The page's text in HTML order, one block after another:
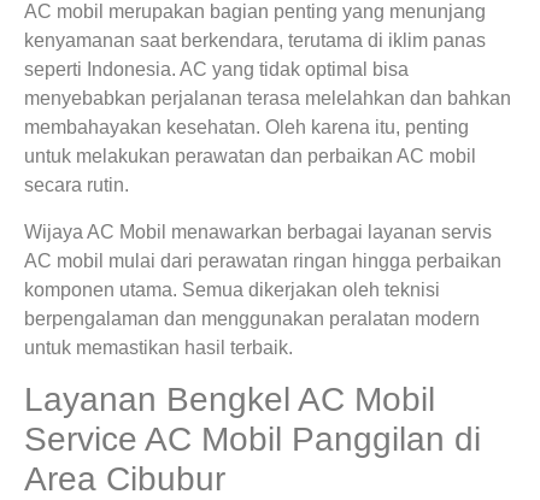
AC mobil merupakan bagian penting yang menunjang
kenyamanan saat berkendara, terutama di iklim panas
seperti Indonesia. AC yang tidak optimal bisa
menyebabkan perjalanan terasa melelahkan dan bahkan
membahayakan kesehatan. Oleh karena itu, penting
untuk melakukan perawatan dan perbaikan AC mobil
secara rutin.
Wijaya AC Mobil menawarkan berbagai layanan servis
AC mobil mulai dari perawatan ringan hingga perbaikan
komponen utama. Semua dikerjakan oleh teknisi
berpengalaman dan menggunakan peralatan modern
untuk memastikan hasil terbaik.
Layanan Bengkel AC Mobil
Service AC Mobil Panggilan di
Area Cibubur